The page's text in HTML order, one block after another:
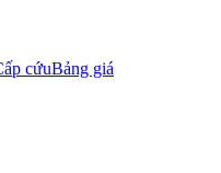
cứuBảng giá